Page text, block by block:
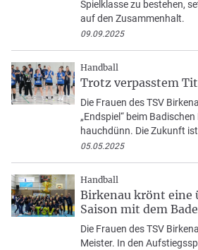
Spielklasse zu bestehen,
auf den Zusammenhalt.
09.09.2025
Handball
Trotz verpasstem
Die Frauen des TSV
„Endspiel“ beim
hauchdünn. Die Zukunft
05.05.2025
Handball
Birkenau krönt eine
Saison mit dem
Die Frauen des TSV
Meister. In den